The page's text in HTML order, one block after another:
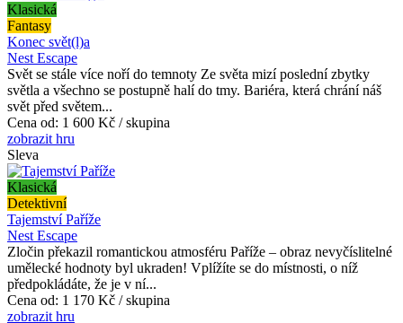
Klasická
Fantasy
Konec svět(l)a
Nest Escape
Svět se stále více noří do temnoty Ze světa mizí poslední zbytky
světla a všechno se postupně halí do tmy. Bariéra, která chrání náš
svět před světem...
Cena od: 1 600 Kč / skupina
zobrazit hru
Sleva
Klasická
Detektivní
Tajemství Paříže
Nest Escape
Zločin překazil romantickou atmosféru Paříže – obraz nevyčíslitelné
umělecké hodnoty byl ukraden! Vplížíte se do místnosti, o níž
předpokládáte, že je v ní...
Cena od: 1 170 Kč / skupina
zobrazit hru